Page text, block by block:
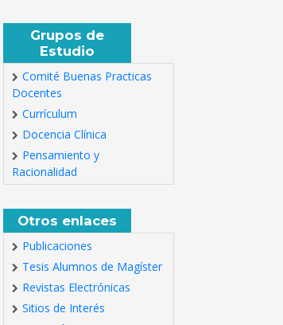
Grupos de
Estudio
Comité Buenas Practicas
Docentes
Currículum
Docencia Clínica
Pensamiento y
Racionalidad
Otros enlaces
Publicaciones
Tesis Alumnos de Magíster
Revistas Electrónicas
Sitios de Interés